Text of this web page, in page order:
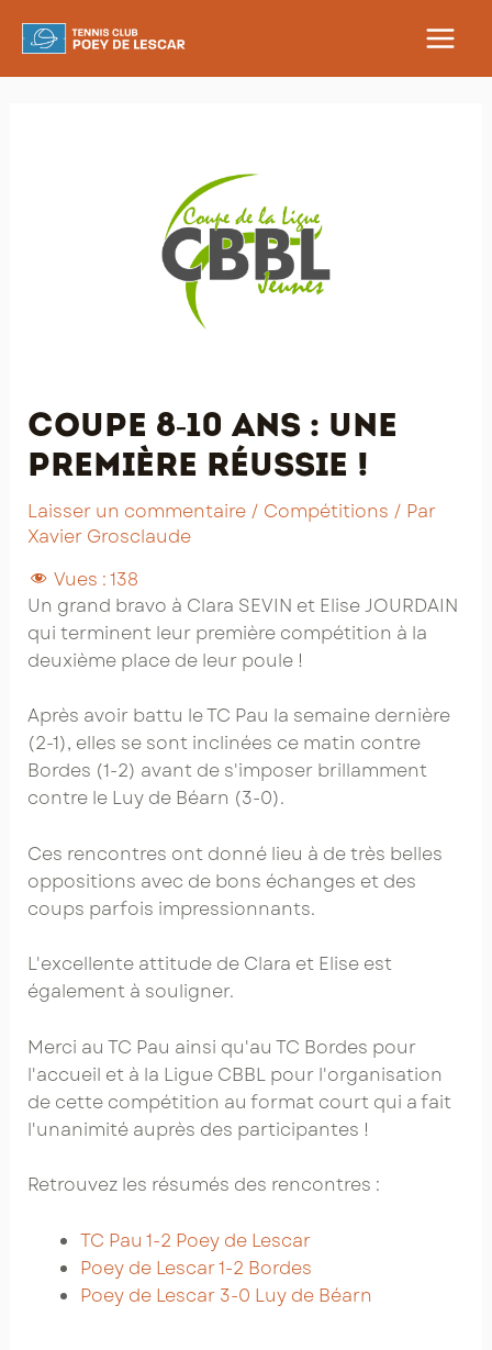
MAIN
Coupe 8-10 ans : une
première réussie !
Laisser un commentaire / Compétitions / Par
Xavier Grosclaude
Vues :138
Un grand bravo à Clara SEVIN et Elise JOURDAIN
qui terminent leur première compétition à la
deuxième place de leur poule !
Après avoir battu le TC Pau la semaine dernière
(2-1), elles se sont inclinées ce matin contre
Bordes (1-2) avant de s'imposer brillamment
contre le Luy de Béarn (3-0).
Ces rencontres ont donné lieu à de très belles
oppositions avec de bons échanges et des
coups parfois impressionnants.
L'excellente attitude de Clara et Elise est
également à souligner.
Merci au TC Pau ainsi qu'au TC Bordes pour
l'accueil et à la Ligue CBBL pour l'organisation
de cette compétition au format court qui a fait
l'unanimité auprès des participantes !
Retrouvez les résumés des rencontres :
TC Pau 1-2 Poey de Lescar
Poey de Lescar 1-2 Bordes
Poey de Lescar 3-0 Luy de Béarn